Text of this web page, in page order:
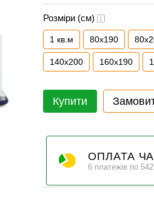
Розміри (см)
1 кв.м 80x190
140x200 160x190
Купити
ОПЛАТА
6 платежів по